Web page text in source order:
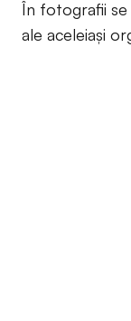
În fotografii
ale aceleiași